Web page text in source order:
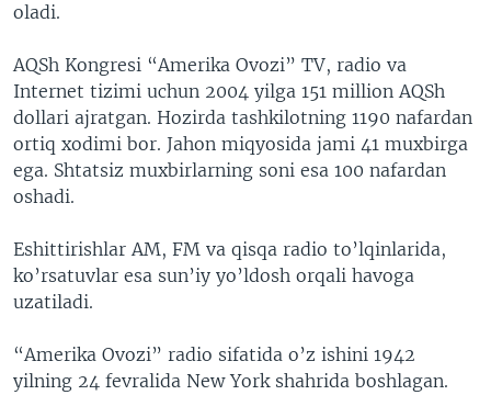
oladi.
AQSh Kongresi “Amerika Ovozi” TV, radio va
Internet tizimi uchun 2004 yilga 151 million AQSh
dollari ajratgan. Hozirda tashkilotning 1190 nafardan
ortiq xodimi bor. Jahon miqyosida jami 41 muxbirga
ega. Shtatsiz muxbirlarning soni esa 100 nafardan
oshadi.
Eshittirishlar AM, FM va qisqa radio to’lqinlarida,
ko’rsatuvlar esa sun’iy yo’ldosh orqali havoga
uzatiladi.
“Amerika Ovozi” radio sifatida o’z ishini 1942
yilning 24 fevralida New York shahrida boshlagan.